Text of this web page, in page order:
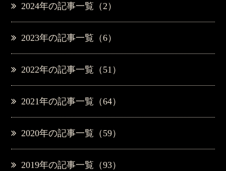
2024年の記事一覧（2）
2023年の記事一覧（6）
2022年の記事一覧（51）
2021年の記事一覧（64）
2020年の記事一覧（59）
2019年の記事一覧（93）